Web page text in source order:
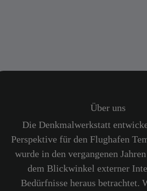
Über uns
Die Denkmalwerkstatt
Perspektive für den Flughafen
wurde in den vergangenen
dem Blickwinkel externer
Bedürfnisse heraus betrachtet.